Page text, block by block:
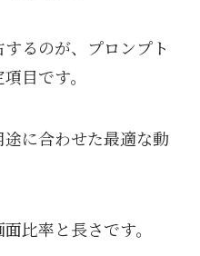
るのが、プロンプト
目です。
に合わせた最適な動
比率と長さです。